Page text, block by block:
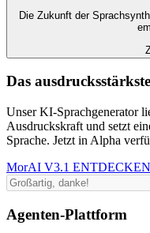
Die Zukunft der
Das
Unser KI-Sprachgenerator
Ausdruckskraft und setzt
Sprache. Jetzt in Alpha
MorAI V3.1 ENTDECKEN
Agenten-Plattform